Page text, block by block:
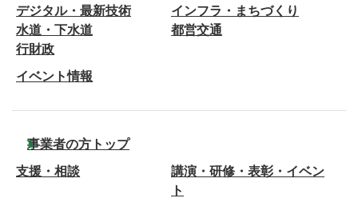
デジタル・最新技術
インフラ・まちづくり
水道・下水道
都営交通
行財政
イベント情報
事業者の方トップ
支援・相談
講演・研修・表彰・イベン
ト